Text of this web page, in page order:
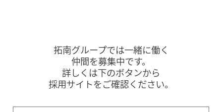
拓南グループでは一緒に働く
仲間を募集中です。
詳しくは下のボタンから
採用サイトをご確認ください。